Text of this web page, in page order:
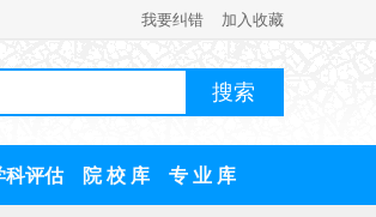
我要纠错 加入收藏
科评估 院 校 库 专 业 库